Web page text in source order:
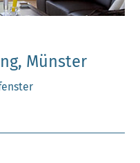
Münster